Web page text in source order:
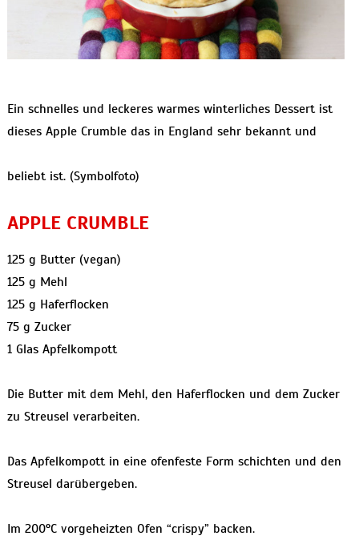
Ein schnelles und leckeres warmes winterliches Dessert ist
dieses Apple Crumble das in England sehr bekannt und
beliebt ist. (Symbolfoto)
APPLE CRUMBLE
125 g Butter (vegan)
125 g Mehl
125 g Haferflocken
75 g Zucker
1 Glas Apfelkompott
Die Butter mit dem Mehl, den Haferflocken und dem Zucker
zu Streusel verarbeiten.
Das Apfelkompott in eine ofenfeste Form schichten und den
Streusel darübergeben.
Im 200°C vorgeheizten Ofen “crispy” backen.